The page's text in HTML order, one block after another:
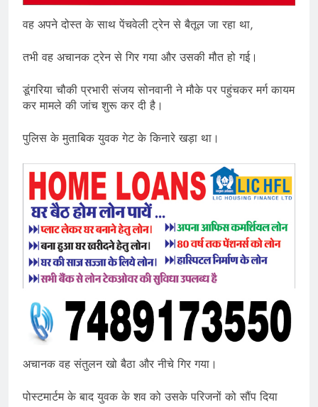
वह अपने दोस्त के साथ पेंचवेली ट्रेन से बैतूल जा रहा था,
तभी वह अचानक ट्रेन से गिर गया और उसकी मौत हो गई।
डूंगरिया चौकी प्रभारी संजय सोनवानी ने मौके पर पहुंचकर मर्ग कायम
कर मामले की जांच शुरू कर दी है।
पुलिस के मुताबिक युवक गेट के किनारे खड़ा था।
अचानक वह संतुलन खो बैठा और नीचे गिर गया।
पोस्टमार्टम के बाद युवक के शव को उसके परिजनों को सौंप दिया